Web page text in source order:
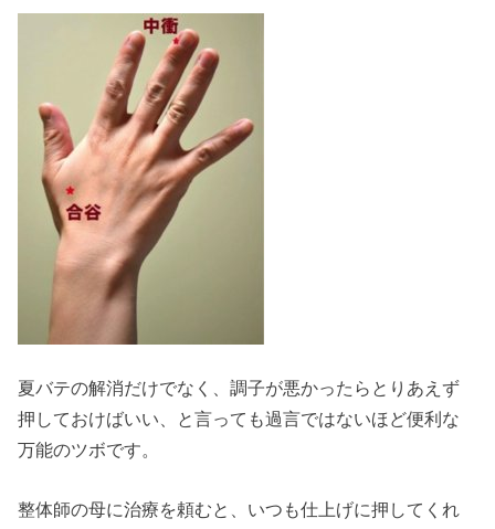
夏バテの解消だけでなく、調子が悪かったらとりあえず
押しておけばいい、と言っても過言ではないほど便利な
万能のツボです。
整体師の母に治療を頼むと、いつも仕上げに押してくれ